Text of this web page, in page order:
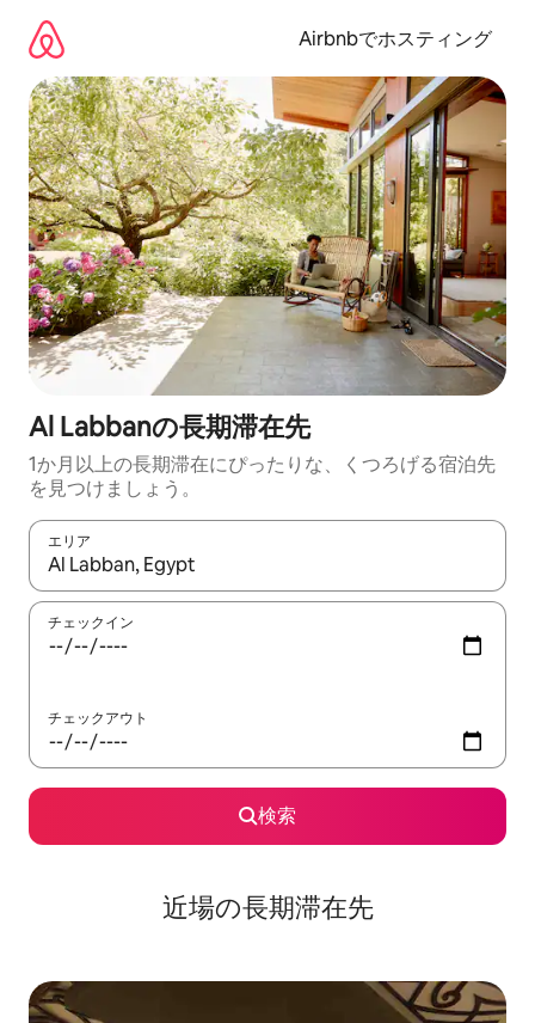
Airbnbでホスティング
Al Labbanの長期滞在先
1か月以上の長期滞在にぴったりな、くつろげる宿泊先
を見つけましょう。
エリア
検索結果が表示されたら、上下の矢印キーを使って移動するか
チェックイン
チェックアウト
検索
近場の長期滞在先